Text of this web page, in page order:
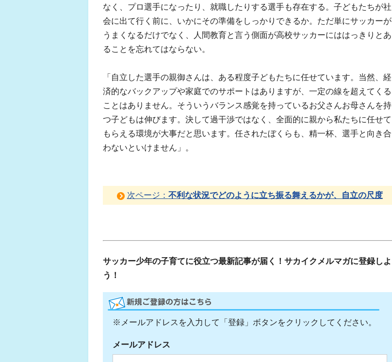
なく、プロ選手になったり、就職したりする選手も存在する。子どもたちが社
会に出て行く前に、いかにその準備をしっかりできるか。ただ単にサッカーが
うまくなるだけでなく、人間教育と言う側面が高校サッカーにははっきりとあ
ることを忘れてはならない。
「自立した選手の親御さんは、ある程度子どもたちに任せています。当然、経
済的なバックアップや家庭でのサポートはありますが、一定の線を超えてくる
ことはありません。そういうバランス感覚を持っているお父さんお母さんを持
つ子どもは伸びます。決して過干渉ではなく、全面的に親から私たちに任せて
もらえる環境が大事だと思います。任されたぼくらも、精一杯、選手と向き合
わないといけません」。
次ページ： 不利な状況でどのように立ち振る舞えるかが、自立の尺度
サッカー少年の子育てに役立つ最新記事が届く！サカイクメルマガに登録しよ
う！
※メールアドレスを入力して「登録」ボタンをクリックしてください。
メールアドレス